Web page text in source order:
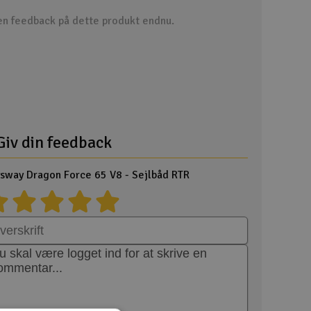
feedback på dette produkt endnu.
din feedback
Dragon Force 65 V8 - Sejlbåd RTR